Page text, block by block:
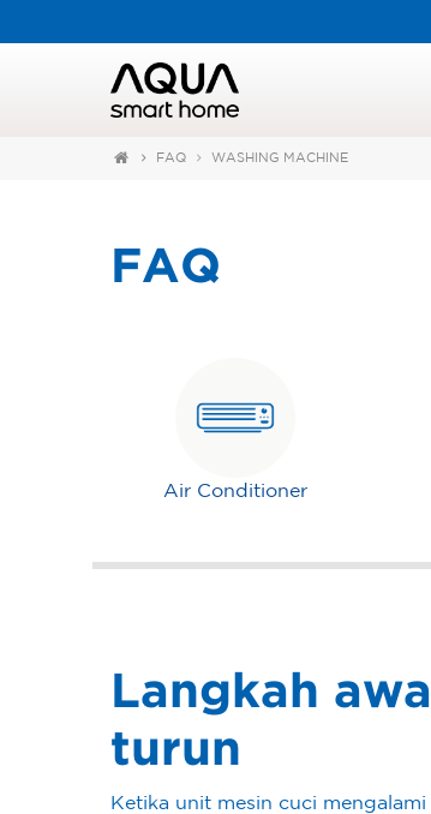
FAQ WASHING MACHINE
FAQ
Air Conditioner
Langkah
turun
Ketika unit mesin cuci